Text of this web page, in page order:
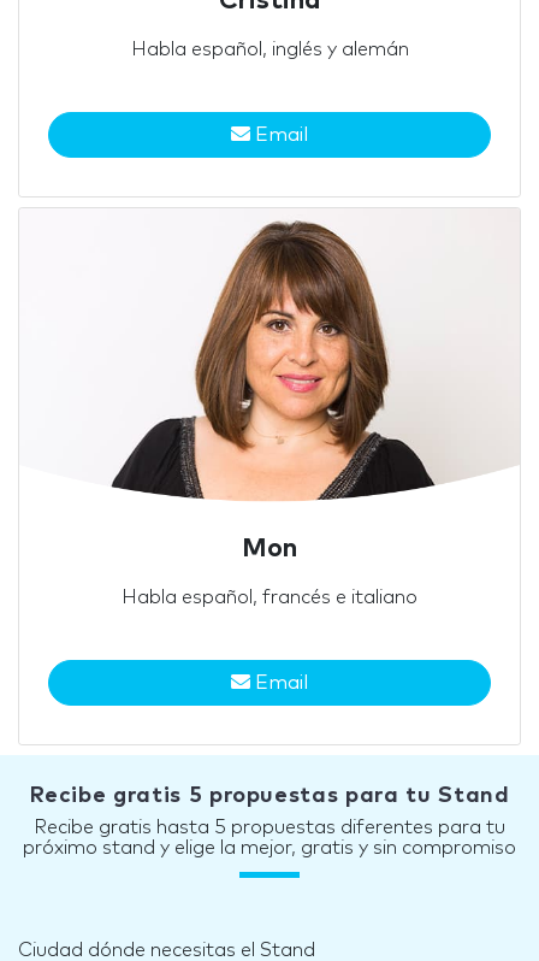
Habla español, inglés y alemán
Email
Mon
Habla español, francés e italiano
Email
Recibe gratis 5 propuestas para tu Stand
Recibe gratis hasta 5 propuestas diferentes para tu
próximo stand y elige la mejor, gratis y sin compromiso
Ciudad dónde necesitas el Stand